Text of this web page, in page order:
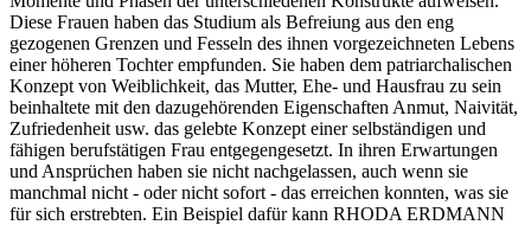
Diese Frauen haben das Studium als Befreiung aus den eng
gezogenen Grenzen und Fesseln des ihnen vorgezeichneten Lebens
einer höheren Tochter empfunden. Sie haben dem patriarchalischen
Konzept von Weiblichkeit, das Mutter, Ehe- und Hausfrau zu sein
beinhaltete mit den dazugehörenden Eigenschaften Anmut, Naivität,
Zufriedenheit usw. das gelebte Konzept einer selbständigen und
fähigen berufstätigen Frau entgegengesetzt. In ihren Erwartungen
und Ansprüchen haben sie nicht nachgelassen, auch wenn sie
manchmal nicht - oder nicht sofort - das erreichen konnten, was sie
für sich erstrebten. Ein Beispiel dafür kann RHODA ERDMANN